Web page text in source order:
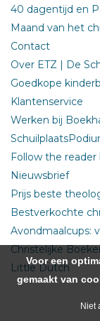
40 dagentijd en
Maand van het
Contact
Over ETZ | De
Goedkope
Klantenservice
Werken bij
Follow the reader
Nieuwsbrief
Prijs beste
Bestverkochte
Avondmaalcups:
Christelijke
Little Dutch
Voor een
gemaakt van
Niet